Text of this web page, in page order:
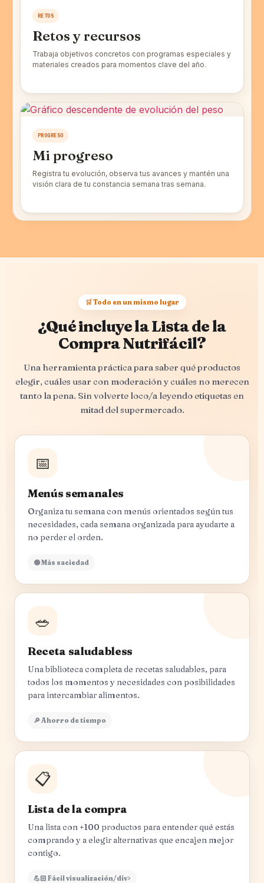
RETOS
Retos y recursos
Trabaja objetivos concretos con programas especiales y
materiales creados para momentos clave del año.
PROGRESO
Mi progreso
Registra tu evolución, observa tus avances y mantén una
visión clara de tu constancia semana tras semana.
🛒 Todo en un mismo lugar
¿Qué incluye la Lista de la
Compra Nutrifácil?
Una herramienta práctica para saber qué productos
elegir, cuáles usar con moderación y cuáles no merecen
tanto la pena. Sin volverte loco/a leyendo etiquetas en
mitad del supermercado.
📅
Menús semanales
Organiza tu semana con menús orientados según tus
necesidades, cada semana organizada para ayudarte a
no perder el orden.
🟢 Más saciedad
🥗
Receta saludabless
Una biblioteca completa de recetas saludables, para
todos los momentos y necesidades con posibilidades
para intercambiar alimentos.
🔎 Ahorro de tiempo
📋
Lista de la compra
Una lista con +100 productos para entender qué estás
comprando y a elegir alternativas que encajen mejor
contigo.
💪🏻 Fácil visualización/div>